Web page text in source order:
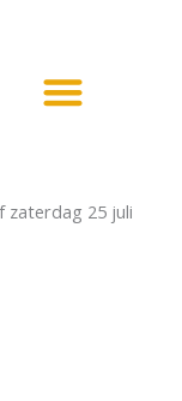
zaterdag 25 juli